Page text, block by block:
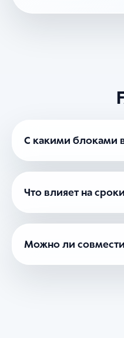
С какими блоками
Что влияет на
Можно ли